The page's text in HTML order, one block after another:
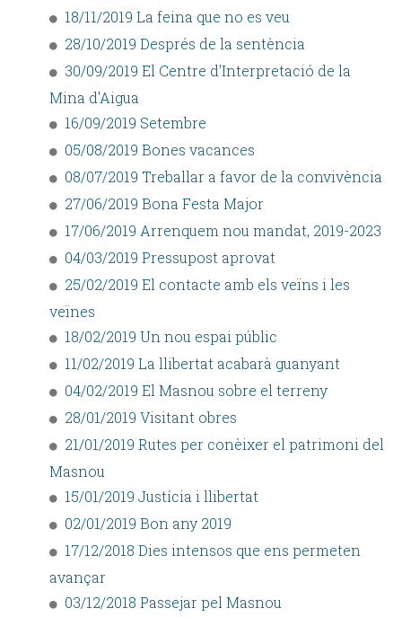
18/11/2019 La feina que no es veu
28/10/2019 Després de la sentència
30/09/2019 El Centre d'Interpretació de la
Mina d'Aigua
16/09/2019 Setembre
05/08/2019 Bones vacances
08/07/2019 Treballar a favor de la convivència
27/06/2019 Bona Festa Major
17/06/2019 Arrenquem nou mandat, 2019-2023
04/03/2019 Pressupost aprovat
25/02/2019 El contacte amb els veïns i les
veïnes
18/02/2019 Un nou espai públic
11/02/2019 La llibertat acabarà guanyant
04/02/2019 El Masnou sobre el terreny
28/01/2019 Visitant obres
21/01/2019 Rutes per conèixer el patrimoni del
Masnou
15/01/2019 Justícia i llibertat
02/01/2019 Bon any 2019
17/12/2018 Dies intensos que ens permeten
avançar
03/12/2018 Passejar pel Masnou